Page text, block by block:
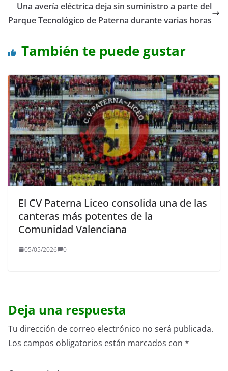
Una avería eléctrica deja sin suministro a parte del
Parque Tecnológico de Paterna durante varias horas
También te puede gustar
El CV Paterna Liceo consolida una de las
canteras más potentes de la
Comunidad Valenciana
05/05/2026 0
Deja una respuesta
Tu dirección de correo electrónico no será publicada.
Los campos obligatorios están marcados con *